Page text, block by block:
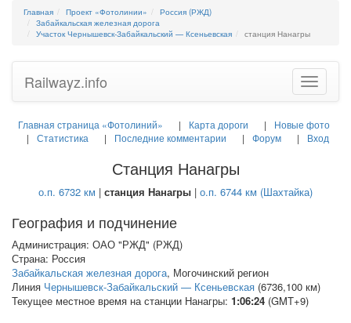
Главная Проект «Фотолинии»
Россия (РЖД)
Забайкальская железная дорога
Участок Чернышевск-Забайкальский — Ксеньевская
станция Нанагры
Toggle
Railwayz.info
Главная страница «Фотолиний» Карта дороги
Новые фото
Статистика
Последние комментарии Форум Вход
Станция Нанагры
о.п. 6732 км | станция Нанагры | о.п. 6744 км (Шахтайка)
География и подчинение
Администрация: ОАО "РЖД" (РЖД)
Страна: Россия
Забайкальская железная дорога, Могочинский регион
Линия Чернышевск-Забайкальский — Ксеньевская (6736,100 км)
Текущее местное время на станции Нанагры: 1:06:24 (GMT+9)